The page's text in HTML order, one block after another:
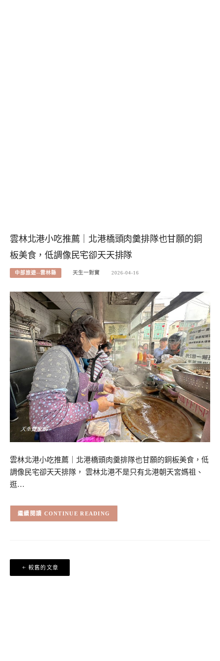
雲林北港小吃推薦｜北港橋頭肉羹排隊也甘願的銅
板美食，低調像民宅卻天天排隊
中部旅遊--雲林縣 天生一對寶 2026-04-16
雲林北港小吃推薦｜北港橋頭肉羹排隊也甘願的銅板美食，低
調像民宅卻天天排隊， 雲林北港不是只有北港朝天宮媽祖、
逛…
CONTINUE READING
文
章
較舊的文章